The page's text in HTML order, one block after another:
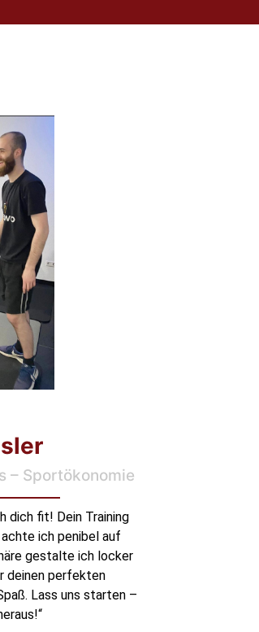
– Sportökonomie
dich fit! Dein Training
ich penibel auf
gestalte ich locker
deinen perfekten
Lass uns starten –